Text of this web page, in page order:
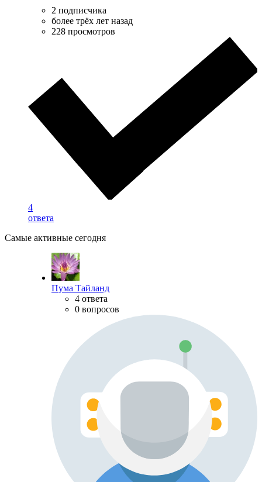
2 подписчика
более трёх лет назад
228 просмотров
4
ответа
Самые активные сегодня
Пума Тайланд
4 ответа
0 вопросов